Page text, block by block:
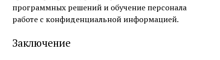
программных решений и обучение персонала
работе с конфиденциальной информацией.
Заключение